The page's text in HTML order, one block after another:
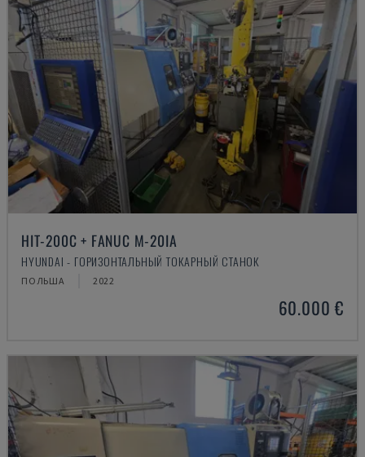
HIT-200C + FANUC M-20IA
HYUNDAI - ГОРИЗОНТАЛЬНЫЙ ТОКАРНЫЙ СТАНОК
ПОЛЬША 2022
60.000 €